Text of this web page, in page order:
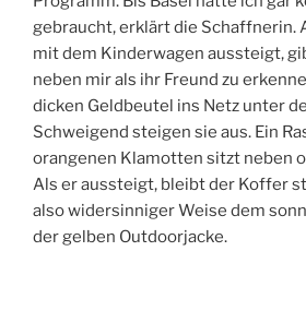
gebraucht, erklärt die Schaffnerin.
mit dem Kinderwagen aussteigt,
neben mir als ihr Freund zu
dicken Geldbeutel ins Netz unter
Schweigend steigen sie aus. Ein
orangenen Klamotten sitzt neben
Als er aussteigt, bleibt der Koffer
also widersinniger Weise dem
der gelben Outdoorjacke.